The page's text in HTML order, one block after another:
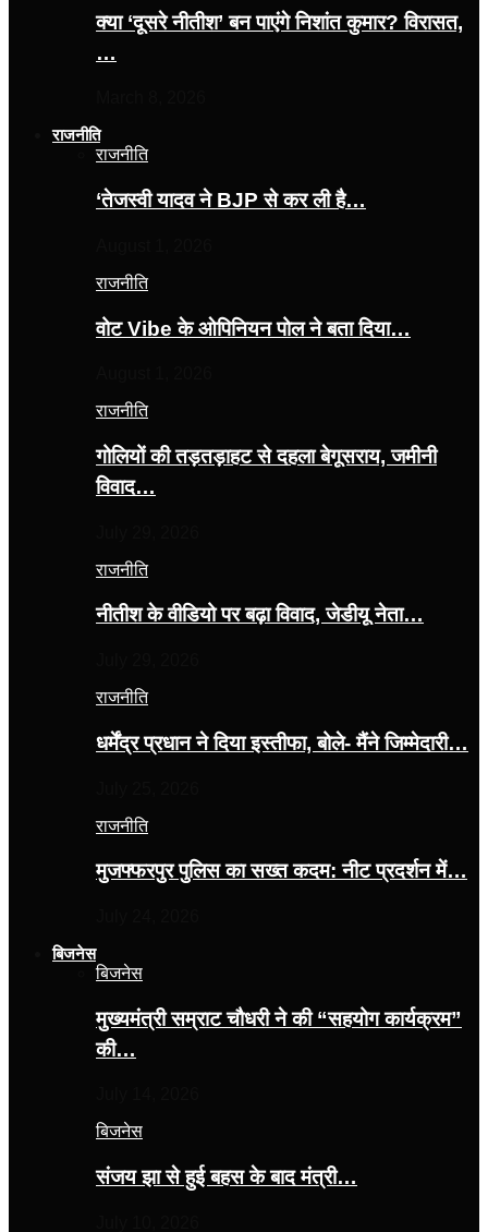
क्या ‘दूसरे नीतीश’ बन पाएंगे निशांत कुमार? विरासत,
…
राजनीति
राजनीति
‘तेजस्‍वी यादव ने BJP से कर ली है…
राजनीति
वोट Vibe के ओपिनियन पोल ने बता दिया…
राजनीति
गोलियों की तड़तड़ाहट से दहला बेगूसराय, जमीनी
विवाद…
राजनीति
नीतीश के वीडियो पर बढ़ा विवाद, जेडीयू नेता…
राजनीति
धर्मेंद्र प्रधान ने दिया इस्तीफा, बोले- मैंने जिम्मेदारी…
राजनीति
मुजफ्फरपुर पुलिस का सख्त कदम: नीट प्रदर्शन में…
बिजनेस
बिजनेस
मुख्यमंत्री सम्राट चौधरी ने की “सहयोग कार्यक्रम”
की…
बिजनेस
संजय झा से हुई बहस के बाद मंत्री…